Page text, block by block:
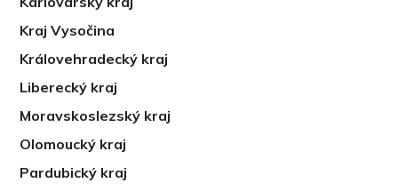
Kraj Vysočina
Královehradecký kraj
Liberecký kraj
Moravskoslezský kraj
Olomoucký kraj
Pardubický kraj